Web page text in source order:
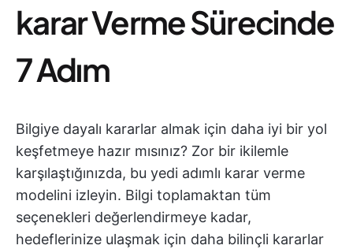
karar Verme Sürecinde
7 Adım
Bilgiye dayalı kararlar almak için daha iyi bir yol
keşfetmeye hazır mısınız? Zor bir ikilemle
karşılaştığınızda, bu yedi adımlı karar verme
modelini izleyin. Bilgi toplamaktan tüm
seçenekleri değerlendirmeye kadar,
hedeflerinize ulaşmak için daha bilinçli kararlar